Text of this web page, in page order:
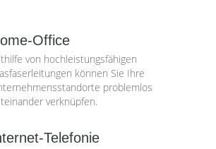
Office
von hochleistungsfähigen
können Sie Ihre
problemlos
verknüpfen.
Telefonie